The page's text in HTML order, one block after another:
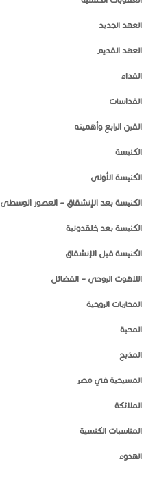
العهد الجديد
العهد القديم
الفداء
القداسات
القرن الرابع وأهميته
الكنيسة
الكنيسة الأولى
الكنيسة بعد الإنشقاق – العصور الوسطى
الكنيسة بعد خلقدونية
الكنيسة قبل الإنشقاق
اللاهوت الروحي – الفضائل
المحاربات الروحية
المحبة
المذبح
المسيحية في مصر
الملائكة
المناسبات الكنسية
الهدوء